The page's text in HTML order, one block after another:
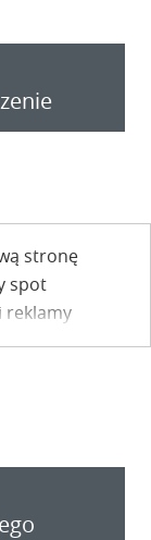
stronę
spot
reklamy
jest w